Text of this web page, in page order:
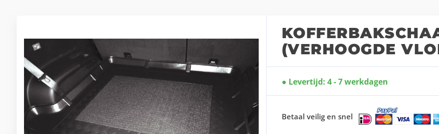
(VERHOOGDE
Levertijd: 4 - 7 werkdagen
Betaal veilig en snel